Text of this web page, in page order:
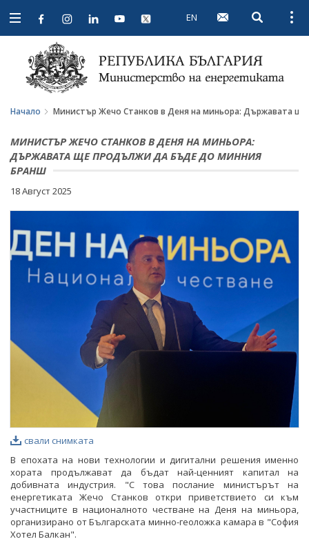
Open
navigation
EN Open
Начало Министър Жечо Станков в Деня на миньора: Държавата
МИНИСТЪР ЖЕЧО СТАНКОВ В ДЕНЯ НА МИНЬОРА:
ДЪРЖАВАТА ЩЕ ПРОДЪЛЖИ ДА БЪДЕ ДО МИННИЯ
БРАНШ
18 Август 2025
свали снимката
В епохата на нови технологии и дигитални решения именно
хората продължават да бъдат най-ценният капитал на
добивната индустрия. "С това послание министърът на
енергетиката Жечо Станков откри приветствието си към
участниците в националното честване на Деня на миньора,
организирано от Българската минно-геоложка камара в "София
Хотел Балкан".